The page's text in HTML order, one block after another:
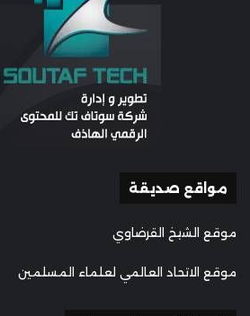
مواقع صديقة
موقع الشيخ القرضاوي
موقع الاتحاد العالمي لعلماء المسلمين